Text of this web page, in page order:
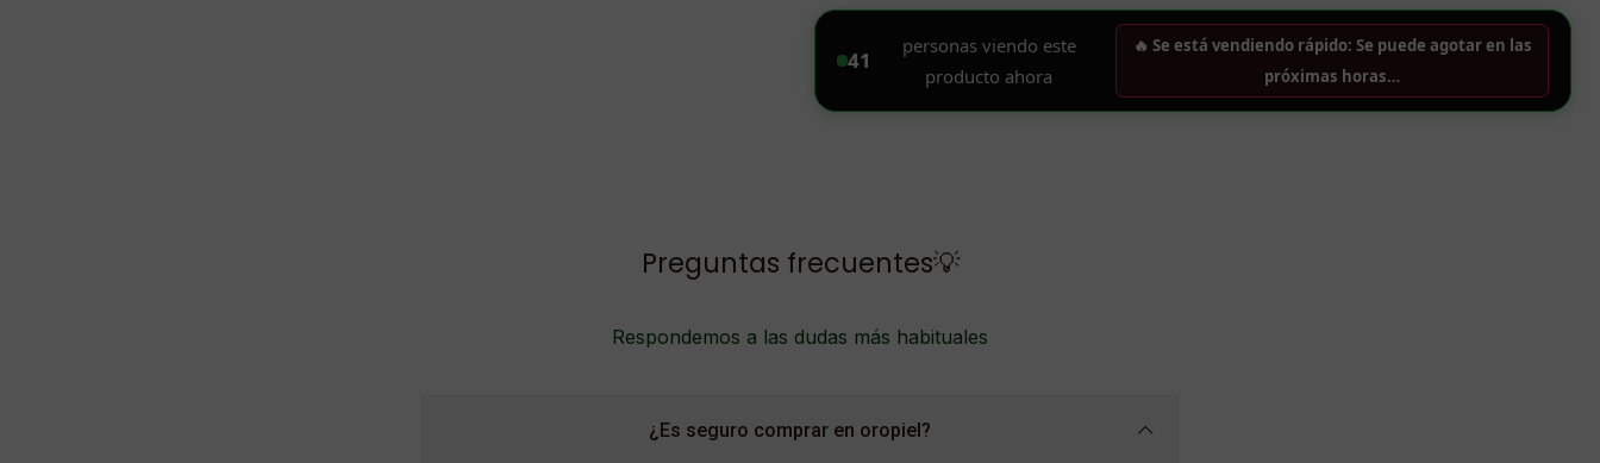
Preguntas frecuentes💡
Respondemos a las dudas más habituales
¿Es seguro comprar en oropiel?